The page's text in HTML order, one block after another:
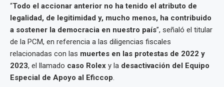
“Todo el accionar anterior no ha tenido el atributo de
legalidad, de legitimidad y, mucho menos, ha contribuido
a sostener la democracia en nuestro país”, señaló el titular
de la PCM, en referencia a las diligencias fiscales
relacionadas con las muertes en las protestas de 2022 y
2023, el llamado caso Rolex y la desactivación del Equipo
Especial de Apoyo al Eficcop.